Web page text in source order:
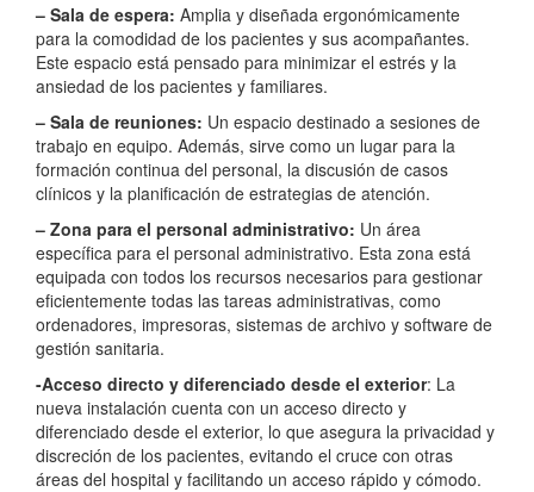
– Sala de espera: Amplia y diseñada ergonómicamente
para la comodidad de los pacientes y sus acompañantes.
Este espacio está pensado para minimizar el estrés y la
ansiedad de los pacientes y familiares.
– Sala de reuniones: Un espacio destinado a sesiones de
trabajo en equipo. Además, sirve como un lugar para la
formación continua del personal, la discusión de casos
clínicos y la planificación de estrategias de atención.
– Zona para el personal administrativo: Un área
específica para el personal administrativo. Esta zona está
equipada con todos los recursos necesarios para gestionar
eficientemente todas las tareas administrativas, como
ordenadores, impresoras, sistemas de archivo y software de
gestión sanitaria.
-Acceso directo y diferenciado desde el exterior: La
nueva instalación cuenta con un acceso directo y
diferenciado desde el exterior, lo que asegura la privacidad y
discreción de los pacientes, evitando el cruce con otras
áreas del hospital y facilitando un acceso rápido y cómodo.